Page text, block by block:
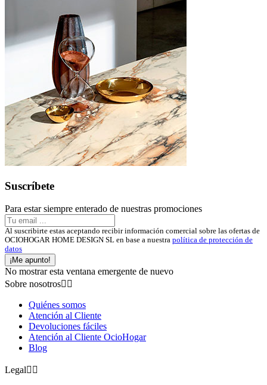
Suscríbete
Para estar siempre enterado de nuestras promociones
Al suscribirte estas aceptando recibir información comercial sobre las ofertas de
OCIOHOGAR HOME DESIGN SL en base a nuestra política de protección de
datos
¡Me apunto!
No mostrar esta ventana emergente de nuevo
Sobre nosotros 
Quiénes somos
Atención al Cliente
Devoluciones fáciles
Atención al Cliente OcioHogar
Blog
Legal 